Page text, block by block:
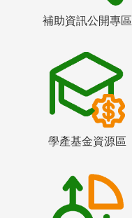
補助資訊公開專區
學產基金資源區